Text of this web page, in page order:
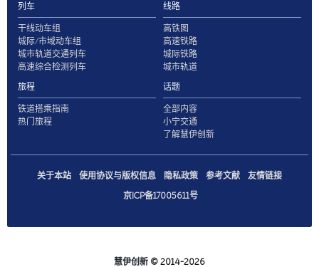
列车
干线动车组
城际/市域动车组
城市轨道交通列车
高速综合检测列车
线路
高铁图
高速铁路
城际铁路
城市轨道
旅程
铁道搭乘指南
热门旅程
话题
全部内容
小宁交通
了解慧伊创新
关于本站 使用协议与版权信息 隐私政策 参考文献
友情链接
京ICP备17005611号
慧伊创新 © 2014-2026